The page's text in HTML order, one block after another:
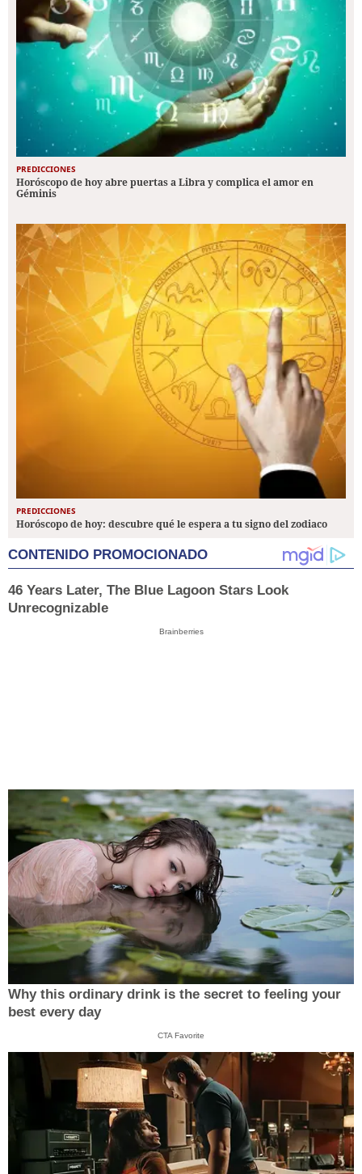
PREDICCIONES
Horóscopo de hoy abre puertas a Libra y complica el amor en
Géminis
PREDICCIONES
Horóscopo de hoy: descubre qué le espera a tu signo del zodiaco
CONTENIDO PROMOCIONADO
46 Years Later, The Blue Lagoon Stars Look
Unrecognizable
Brainberries
Why this ordinary drink is the secret to feeling your
best every day
CTA Favorite